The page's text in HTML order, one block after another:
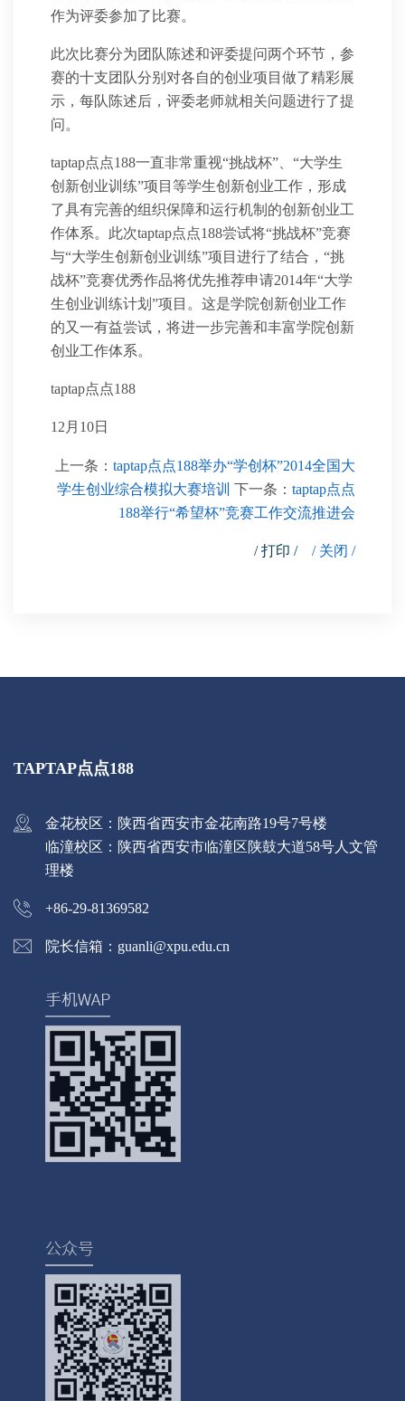
作为评委参加了比赛。
此次比赛分为团队陈述和评委提问两个环节，参
赛的十支团队分别对各自的创业项目做了精彩展
示，每队陈述后，评委老师就相关问题进行了提
问。
taptap点点188一直非常重视“挑战杯”、“大学生
创新创业训练”项目等学生创新创业工作，形成
了具有完善的组织保障和运行机制的创新创业工
作体系。此次taptap点点188尝试将“挑战杯”竞赛
与“大学生创新创业训练”项目进行了结合，“挑
战杯”竞赛优秀作品将优先推荐申请2014年“大学
生创业训练计划”项目。这是学院创新创业工作
的又一有益尝试，将进一步完善和丰富学院创新
创业工作体系。
taptap点点188
12月10日
上一条： taptap点点188举办“学创杯”2014全国大
学生创业综合模拟大赛培训 下一条： taptap点点
188举行“希望杯”竞赛工作交流推进会
/ 打印 / / 关闭 /
TAPTAP点点188
金花校区：陕西省西安市金花南路19号7号楼
临潼校区：陕西省西安市临潼区陕鼓大道58号人文管
理楼
+86-29-81369582
院长信箱：guanli@xpu.edu.cn